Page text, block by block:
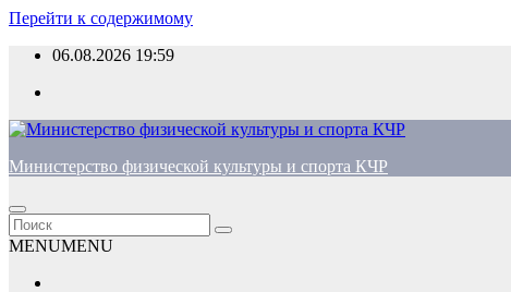
Перейти к содержимому
06.08.2026 19:59
Министерство физической культуры и спорта КЧР
MENUMENU